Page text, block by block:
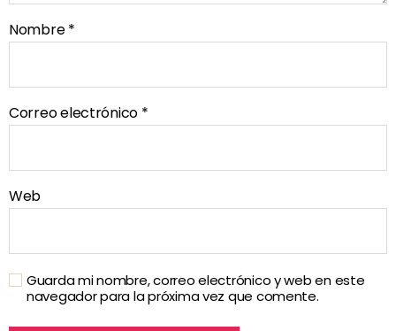
Nombre*
Correo electrónico *
Web
Guarda mi nombre, correo electrónico y web en este
navegador para la próxima vez que comente.